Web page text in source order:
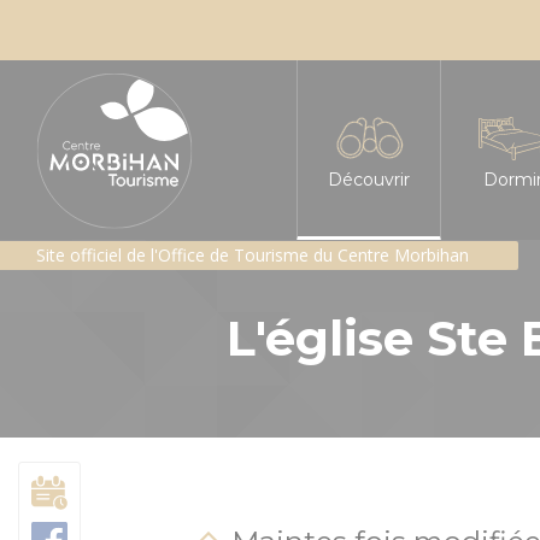
Découvrir
L'insoupçonné Centre
Les sites
Géants de pierres :
Tous
Hôtels
Gîtes
Site officiel de l'Office de Tourisme du Centre Morbihan
L'église Ste